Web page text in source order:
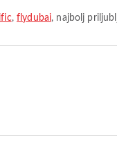
, flydubai, najbolj